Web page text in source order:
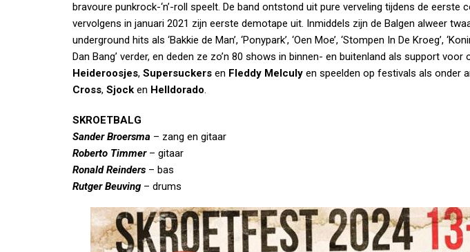
bravoure punkrock-‘n’-roll speelt. De band ontstond uit pure verveling tijdens de eerste
vervolgens in januari 2021 zijn eerste demotape uit. Inmiddels zijn de Balgen alweer
underground hits als ‘Bakkie de Man’, ‘Ponypark’, ‘Oen Moe’, ‘Stompen In De Kroeg’,
Dan Bang’ verder, en deden ze zo’n 80 shows in binnen- en buitenland als support voor
Heideroosjes, Supersuckers en Fleddy Melculy en speelden op festivals als onder
Cross, Sjock en Helldorado.
SKROETBALG
Sander Broersma – zang en gitaar
Roberto Timmer – gitaar
Ronald Reinders – bas
Rutger Beuving – drums